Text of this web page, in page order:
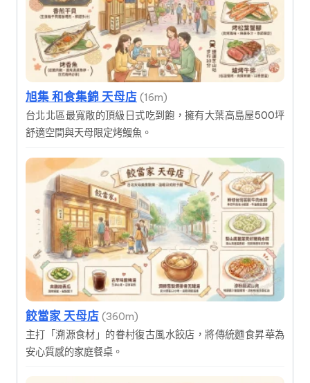
旭集 和食集錦 天母店 (16m)
台北北區最寬敞的頂級日式吃到飽，擁有大葉高島屋500坪
舒適空間與天母限定烤鰻魚。
餃當家 天母店 (360m)
主打「溯源食材」的眷村復古風水餃店，將傳統麵食昇華為
安心質感的家庭餐桌。